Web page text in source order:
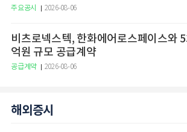
구
주요공시 2026-08-06
비츠로넥스텍, 한화에어로스페이스와
억원 규모 공급계약
공급계약 2026-08-06
해외증시